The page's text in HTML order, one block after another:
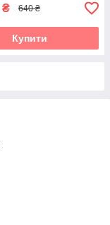
₴ 640 ₴
Купити